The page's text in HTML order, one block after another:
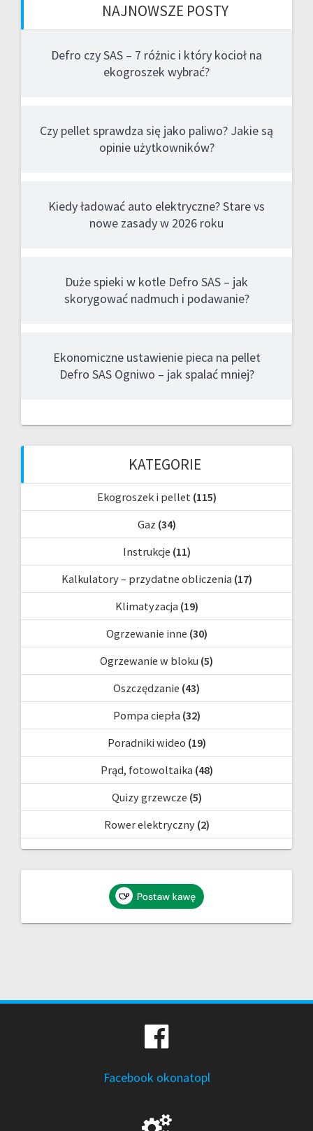
NAJNOWSZE POSTY
Defro czy SAS – 7 różnic i który kocioł na
ekogroszek wybrać?
Czy pellet sprawdza się jako paliwo? Jakie są
opinie użytkowników?
Kiedy ładować auto elektryczne? Stare vs
nowe zasady w 2026 roku
Duże spieki w kotle Defro SAS – jak
skorygować nadmuch i podawanie?
Ekonomiczne ustawienie pieca na pellet
Defro SAS Ogniwo – jak spalać mniej?
KATEGORIE
Ekogroszek i pellet (115)
Gaz (34)
Instrukcje (11)
Kalkulatory – przydatne obliczenia (17)
Klimatyzacja (19)
Ogrzewanie inne (30)
Ogrzewanie w bloku (5)
Oszczędzanie (43)
Pompa ciepła (32)
Poradniki wideo (19)
Prąd, fotowoltaika (48)
Quizy grzewcze (5)
Rower elektryczny(2)
Facebook okonatopl